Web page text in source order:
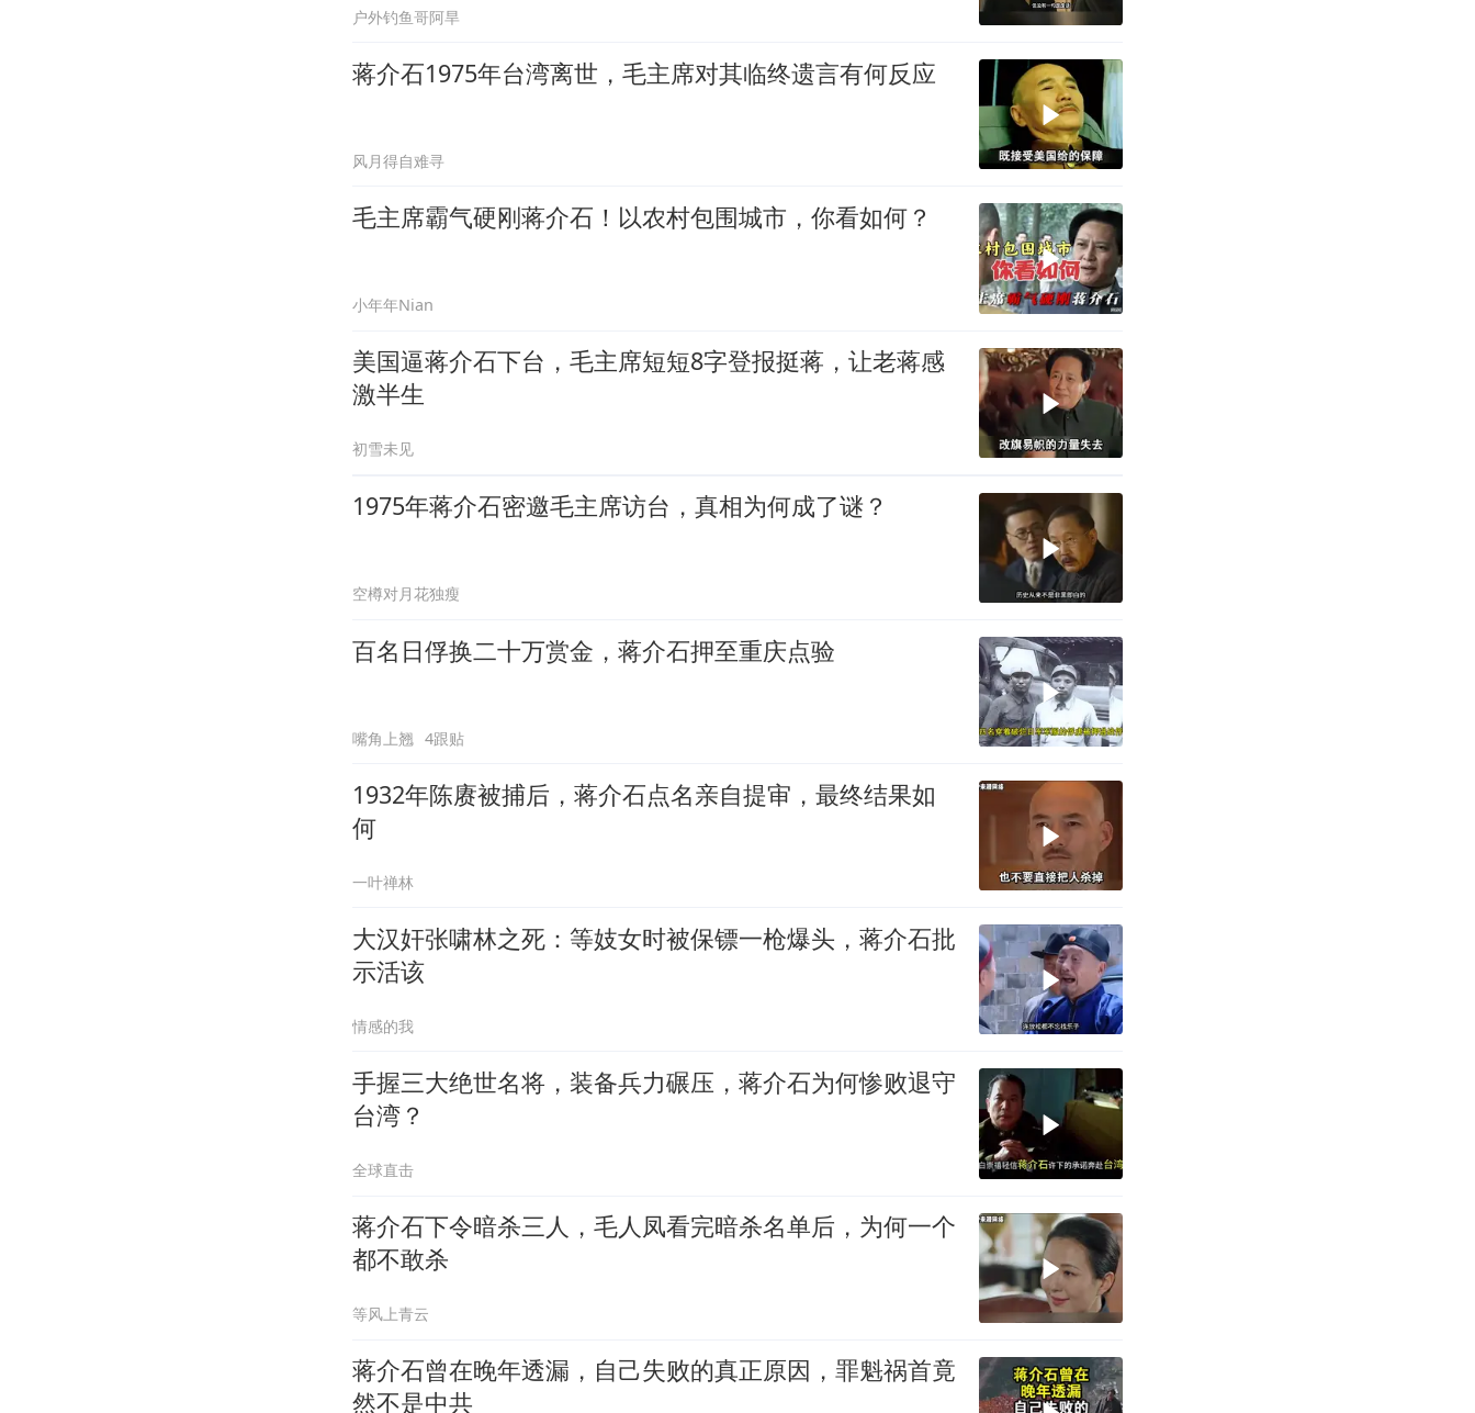
户外钓鱼哥阿旱
蒋介石1975年台湾离世，毛主席对其临终遗言有何反应
风月得自难寻
毛主席霸气硬刚蒋介石！以农村包围城市，你看如何？
小年年Nian
美国逼蒋介石下台，毛主席短短8字登报挺蒋，让老蒋感
激半生
初雪未见
1975年蒋介石密邀毛主席访台，真相为何成了谜？
空樽对月花独瘦
百名日俘换二十万赏金，蒋介石押至重庆点验
嘴角上翘 4跟贴
1932年陈赓被捕后，蒋介石点名亲自提审，最终结果如
何
一叶禅林
大汉奸张啸林之死：等妓女时被保镖一枪爆头，蒋介石批
示活该
情感的我
手握三大绝世名将，装备兵力碾压，蒋介石为何惨败退守
台湾？
全球直击
蒋介石下令暗杀三人，毛人凤看完暗杀名单后，为何一个
都不敢杀
等风上青云
蒋介石曾在晚年透漏，自己失败的真正原因，罪魁祸首竟
然不是中共